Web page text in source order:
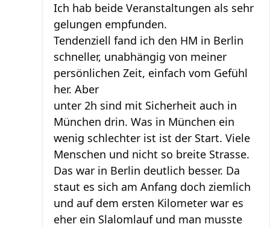
Ich hab beide Veranstaltungen als sehr
gelungen empfunden.
Tendenziell fand ich den HM in Berlin
schneller, unabhängig von meiner
persönlichen Zeit, einfach vom Gefühl
her. Aber
unter 2h sind mit Sicherheit auch in
München drin. Was in München ein
wenig schlechter ist ist der Start. Viele
Menschen und nicht so breite Strasse.
Das war in Berlin deutlich besser. Da
staut es sich am Anfang doch ziemlich
und auf dem ersten Kilometer war es
eher ein Slalomlauf und man musste